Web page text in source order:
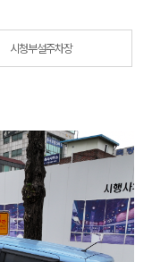
시청부설주차장